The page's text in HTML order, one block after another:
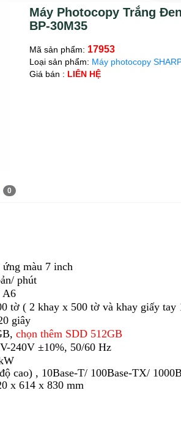
Máy Photocopy Trắng
BP-30M35
Mã sản phẩm: 17953
Loại sản phẩm: Máy photocopy
Giá bán : LIÊN HỆ
0
màu 7 inch
phút
A6
tờ ( 2 khay x 500 tờ và khay giấy
giây
chọn thêm SDD 512GB
240V ±10%, 50/60 Hz
cao) , 10Base-T/ 100Base-TX/
x 614 x 830 mm